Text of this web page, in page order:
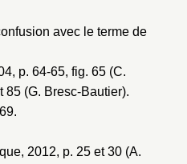
avec le terme de
, p. 64-65, fig. 65 (C.
85 (G. Bresc-Bautier).
2012, p. 25 et 30 (A.